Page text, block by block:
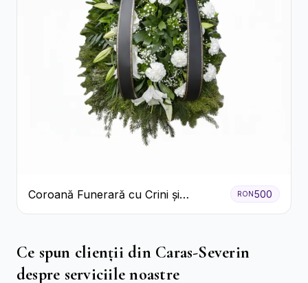
Coroană Funerară cu Crini și
Garoafe Albe
RON500
Ce spun clienții din Caras-Severin
despre serviciile noastre